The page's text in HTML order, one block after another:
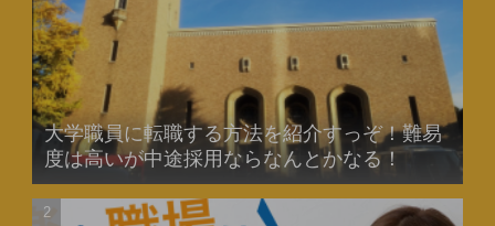
大学職員に転職する方法を紹介すっぞ！難易
度は高いが中途採用ならなんとかなる！